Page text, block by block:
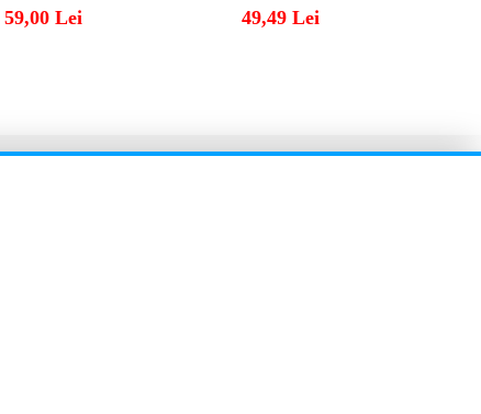
59,00 Lei 49,49 Lei